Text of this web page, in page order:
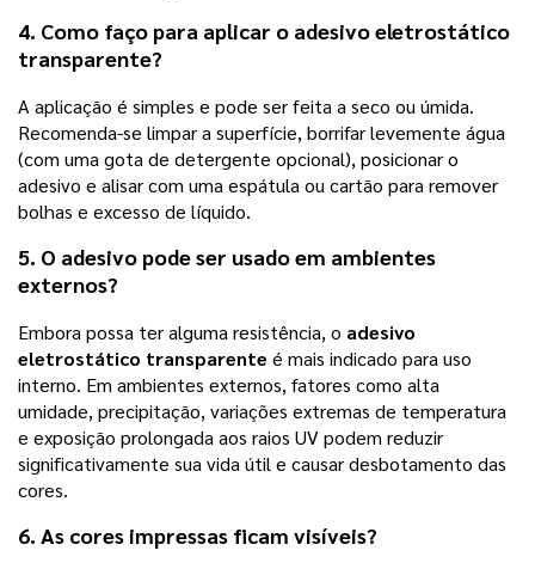
4. Como faço para aplicar o adesivo eletrostático
transparente?
A aplicação é simples e pode ser feita a seco ou úmida.
Recomenda-se limpar a superfície, borrifar levemente água
(com uma gota de detergente opcional), posicionar o
adesivo e alisar com uma espátula ou cartão para remover
bolhas e excesso de líquido.
5. O adesivo pode ser usado em ambientes
externos?
Embora possa ter alguma resistência, o adesivo
eletrostático transparente é mais indicado para uso
interno. Em ambientes externos, fatores como alta
umidade, precipitação, variações extremas de temperatura
e exposição prolongada aos raios UV podem reduzir
significativamente sua vida útil e causar desbotamento das
cores.
6. As cores impressas ficam visíveis?